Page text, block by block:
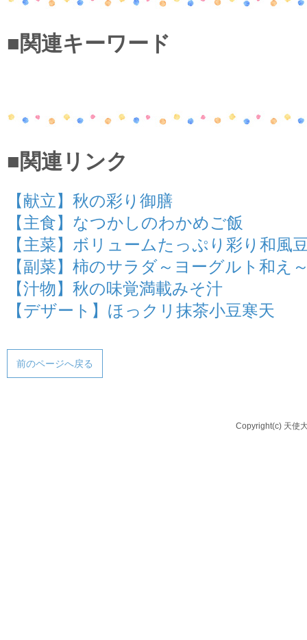
■関連キーワード
■関連リンク
【献立】秋の彩り御膳
【主食】なつかしのわかめご飯
【主菜】ボリュームたっぷり彩り和風
【副菜】柿のサラダ～ヨーグルト和え
【汁物】秋の味覚満載みそ汁
【デザート】ほっクリ抹茶小豆寒天
前のページへ戻る
Copyright(c) 天使